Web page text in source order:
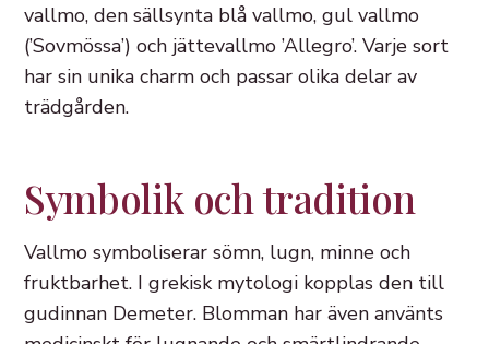
vallmo, den sällsynta blå vallmo, gul vallmo
(’Sovmössa’) och jättevallmo ’Allegro’. Varje sort
har sin unika charm och passar olika delar av
trädgården.
Symbolik och tradition
Vallmo symboliserar sömn, lugn, minne och
fruktbarhet. I grekisk mytologi kopplas den till
gudinnan Demeter. Blomman har även använts